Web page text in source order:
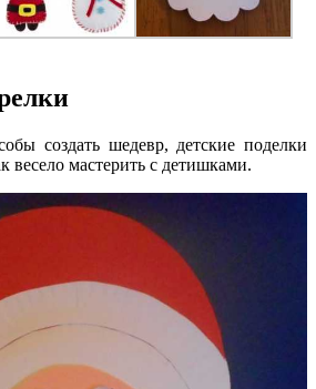
создать шедевр, детские поделки
весело мастерить с детишками.